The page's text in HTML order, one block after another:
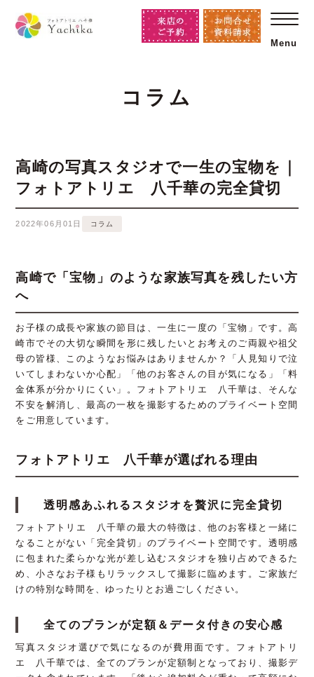
Menu
コラム
高崎の写真スタジオで一生の宝物を｜
フォトアトリエ 八千華の完全貸切
2022年06月01日 コラム
高崎で「宝物」のような家族写真を残したい方
へ
お子様の成長や家族の節目は、一生に一度の「宝物」です。高
崎市でその大切な瞬間を形に残したいとお考えのご両親や祖父
母の皆様、このようなお悩みはありませんか？「人見知りで泣
いてしまわないか心配」「他のお客さんの目が気になる」「料
金体系が分かりにくい」。フォトアトリエ 八千華は、そんな
不安を解消し、最高の一枚を撮影するためのプライベート空間
をご用意しています。
フォトアトリエ 八千華が選ばれる理由
透明感あふれるスタジオを贅沢に完全貸切
フォトアトリエ 八千華の最大の特徴は、他のお客様と一緒に
なることがない「完全貸切」のプライベート空間です。透明感
に包まれた柔らかな光が差し込むスタジオを独り占めできるた
め、小さなお子様もリラックスして撮影に臨めます。ご家族だ
けの特別な時間を、ゆったりとお過ごしください。
全てのプランが定額＆データ付きの安心感
写真スタジオ選びで気になるのが費用面です。フォトアトリ
エ 八千華では、全てのプランが定額制となっており、撮影デ